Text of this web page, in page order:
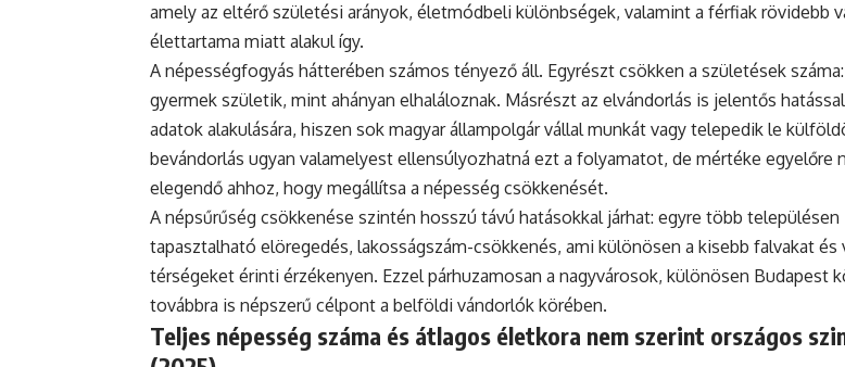
amely az eltérő születési arányok, életmódbeli különbségek, valamint a férfiak rövidebb
élettartama miatt alakul így.
A népességfogyás hátterében számos tényező áll. Egyrészt csökken a születések
gyermek születik, mint ahányan elhaláloznak. Másrészt az elvándorlás is jelentős
adatok alakulására, hiszen sok magyar állampolgár vállal munkát vagy telepedik le
bevándorlás ugyan valamelyest ellensúlyozhatná ezt a folyamatot, de mértéke egyelőre
elegendő ahhoz, hogy megállítsa a népesség csökkenését.
A népsűrűség csökkenése szintén hosszú távú hatásokkal járhat: egyre több településen
tapasztalható elöregedés, lakosságszám-csökkenés, ami különösen a kisebb falvakat és
térségeket érinti érzékenyen. Ezzel párhuzamosan a nagyvárosok, különösen Budapest
továbbra is népszerű célpont a belföldi vándorlók körében.
Teljes népesség száma és átlagos életkora nem szerint országos